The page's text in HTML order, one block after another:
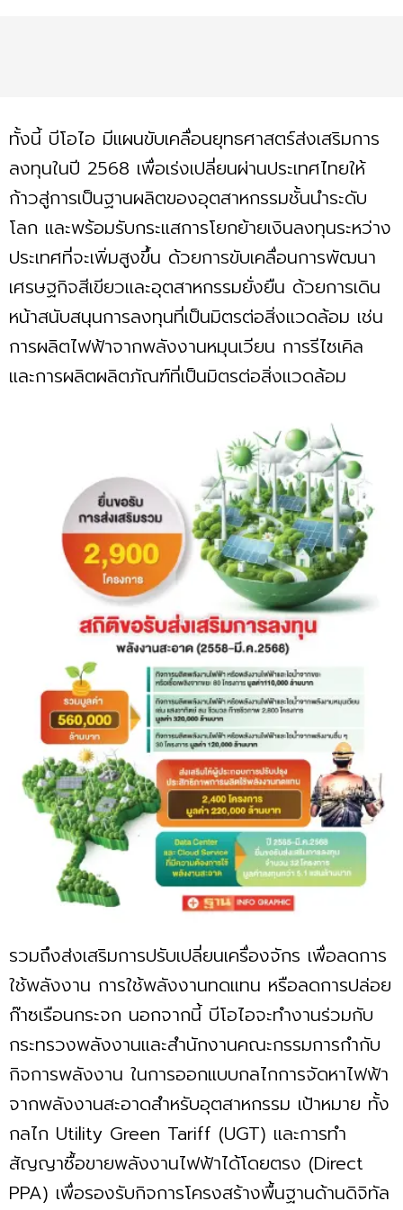
ทั้งนี้ บีโอไอ มีแผนขับเคลื่อนยุทธศาสตร์ส่งเสริมการ
ลงทุนในปี 2568 เพื่อเร่งเปลี่ยนผ่านประเทศไทยให้
ก้าวสู่การเป็นฐานผลิตของอุตสาหกรรมชั้นนำระดับ
โลก และพร้อมรับกระแสการโยกย้ายเงินลงทุนระหว่าง
ประเทศที่จะเพิ่มสูงขึ้น ด้วยการขับเคลื่อนการพัฒนา
เศรษฐกิจสีเขียวและอุตสาหกรรมยั่งยืน ด้วยการเดิน
หน้าสนับสนุนการลงทุนที่เป็นมิตรต่อสิ่งแวดล้อม เช่น
การผลิตไฟฟ้าจากพลังงานหมุนเวียน การรีไซเคิล
และการผลิตผลิตภัณฑ์ที่เป็นมิตรต่อสิ่งแวดล้อม
รวมถึงส่งเสริมการปรับเปลี่ยนเครื่องจักร เพื่อลดการ
ใช้พลังงาน การใช้พลังงานทดแทน หรือลดการปล่อย
ก๊าซเรือนกระจก นอกจากนี้ บีโอไอจะทำงานร่วมกับ
กระทรวงพลังงานและสำนักงานคณะกรรมการกำกับ
กิจการพลังงาน ในการออกแบบกลไกการจัดหาไฟฟ้า
จากพลังงานสะอาดสำหรับอุตสาหกรรม เป้าหมาย ทั้ง
กลไก Utility Green Tariff (UGT) และการทำ
สัญญาซื้อขายพลังงานไฟฟ้าได้โดยตรง (Direct
PPA) เพื่อรองรับกิจการโครงสร้างพื้นฐานด้านดิจิทัล